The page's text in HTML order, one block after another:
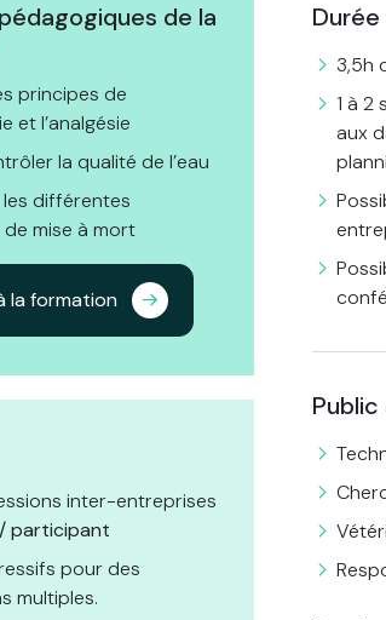
de la
principes de
et l’analgésie
la qualité de l’eau
différentes
mise à mort
la formation
inter-entreprises
participant
pour des
multiples.
3,5h
1 à 2
aux